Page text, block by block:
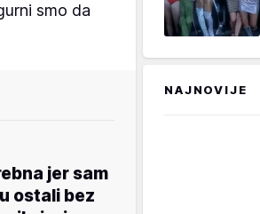
smo da
jer sam
ostali bez
NAJNOVIJE